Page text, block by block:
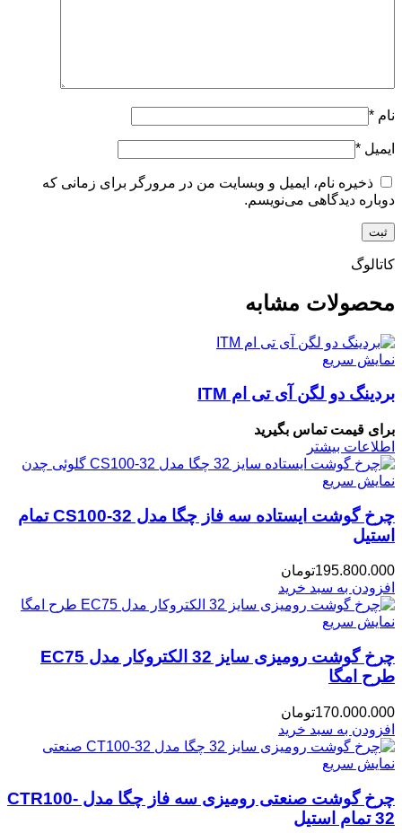
نام *
ایمیل *
ذخیره نام، ایمیل و وبسایت من در مرورگر برای زمانی که
دوباره دیدگاهی می‌نویسم.
کاتالوگ
محصولات مشابه
نمایش سریع
بردینگ دو لگن آی تی ام ITM
برای قیمت تماس بگیرید
اطلاعات بیشتر
نمایش سریع
چرخ گوشت ایستاده سه فاز چگا مدل CS100-32 تمام
استیل
195.800.000تومان
افزودن به سبد خرید
نمایش سریع
چرخ گوشت رومیزی سایز 32 الکتروکار مدل EC75
طرح امگا
170.000.000تومان
افزودن به سبد خرید
نمایش سریع
چرخ گوشت صنعتی رومیزی سه فاز چگا مدل CTR100-
32 تمام استیل